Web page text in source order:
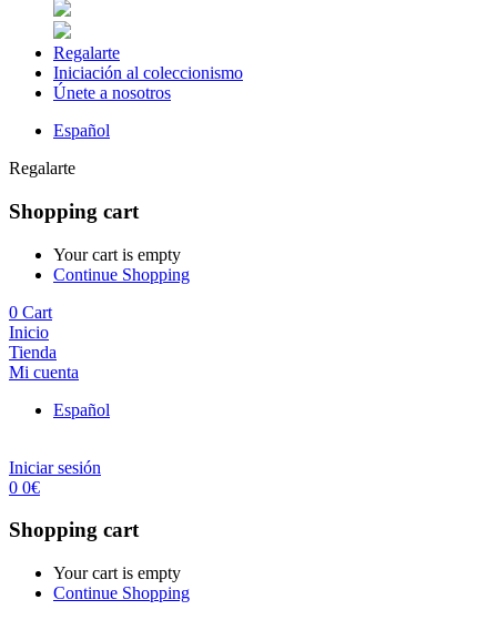
Regalarte
Iniciación al coleccionismo
Únete a nosotros
Español
Regalarte
Shopping cart
Your cart is empty
Continue Shopping
0 Cart
Inicio
Tienda
Mi cuenta
Español
Iniciar sesión
0 0€
Shopping cart
Your cart is empty
Continue Shopping